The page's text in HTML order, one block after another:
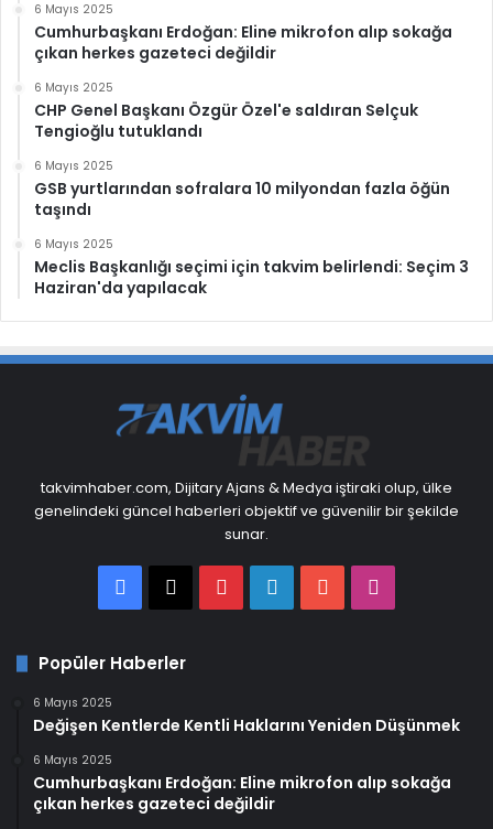
6 Mayıs 2025
Cumhurbaşkanı Erdoğan: Eline mikrofon alıp sokağa
çıkan herkes gazeteci değildir
6 Mayıs 2025
CHP Genel Başkanı Özgür Özel'e saldıran Selçuk
Tengioğlu tutuklandı
6 Mayıs 2025
GSB yurtlarından sofralara 10 milyondan fazla öğün
taşındı
6 Mayıs 2025
Meclis Başkanlığı seçimi için takvim belirlendi: Seçim 3
Haziran'da yapılacak
takvimhaber.com, Dijitary Ajans & Medya iştiraki olup, ülke
genelindeki güncel haberleri objektif ve güvenilir bir şekilde
sunar.
Facebook
X PinterestLinkedInYouTube
Popüler Haberler
6 Mayıs 2025
Değişen Kentlerde Kentli Haklarını Yeniden Düşünmek
6 Mayıs 2025
Cumhurbaşkanı Erdoğan: Eline mikrofon alıp sokağa
çıkan herkes gazeteci değildir